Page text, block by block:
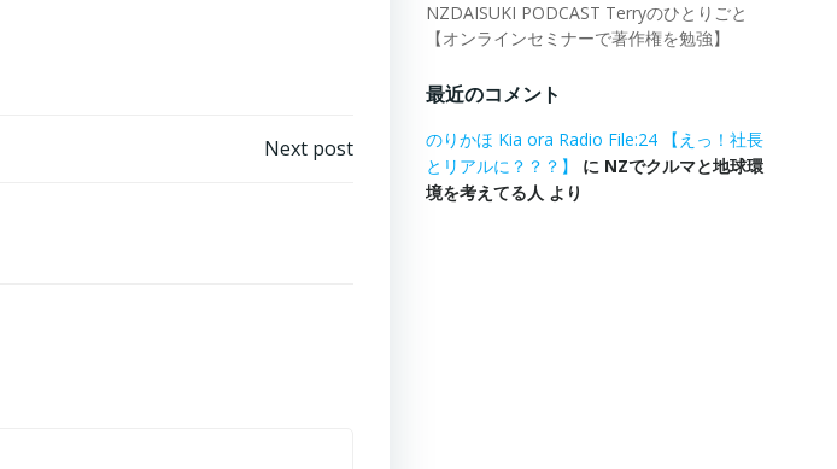
Next post
NZDAISUKI PODCAST Terryのひとりごと
【オンラインセミナーで著作権を勉強】
最近のコメント
のりかほ Kia ora Radio File:24 【えっ！社長
とリアルに？？？】
に NZでクルマと地球環
境を考えてる人 より